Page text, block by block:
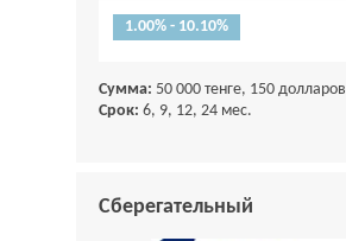
1.00% - 10.10%
Сумма: 50 000 тенге, 150 долларов
Срок: 6, 9, 12, 24 мес.
Сберегательный